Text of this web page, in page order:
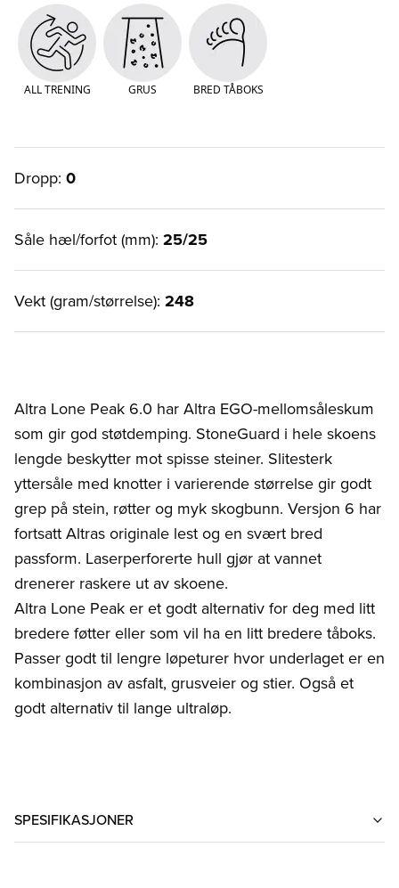
ALL TRENING GRUS BRED TÅBOKS
Dropp: 0
Såle hæl/forfot (mm): 25/25
Vekt (gram/størrelse): 248
Altra Lone Peak 6.0 har Altra EGO-mellomsåleskum
som gir god støtdemping. StoneGuard i hele skoens
lengde beskytter mot spisse steiner. Slitesterk
yttersåle med knotter i varierende størrelse gir godt
grep på stein, røtter og myk skogbunn. Versjon 6 har
fortsatt Altras originale lest og en svært bred
passform. Laserperforerte hull gjør at vannet
drenerer raskere ut av skoene.
Altra Lone Peak er et godt alternativ for deg med litt
bredere føtter eller som vil ha en litt bredere tåboks.
Passer godt til lengre løpeturer hvor underlaget er en
kombinasjon av asfalt, grusveier og stier. Også et
godt alternativ til lange ultraløp.
SPESIFIKASJONER